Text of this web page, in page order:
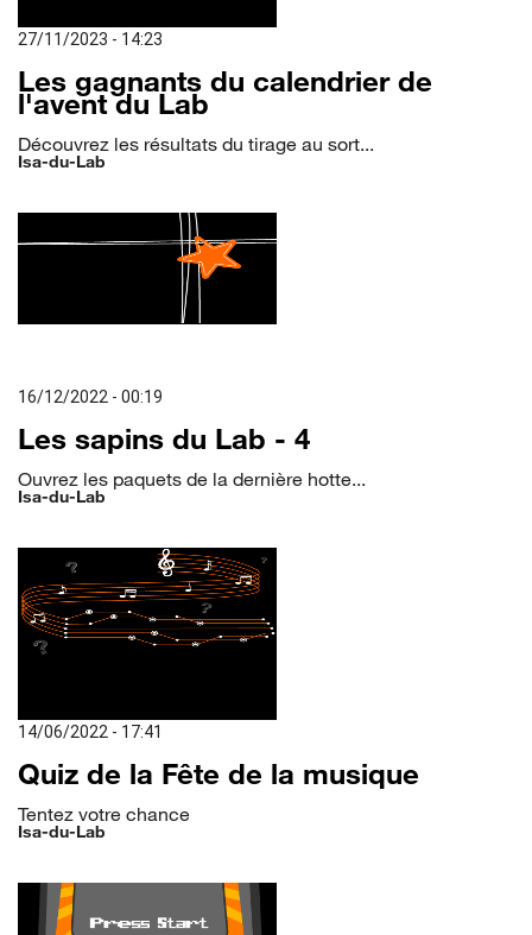
27/11/2023 - 14:23
Les gagnants du calendrier de
l'avent du Lab
Découvrez les résultats du tirage au sort...
Isa-du-Lab
16/12/2022 - 00:19
Les sapins du Lab - 4
Ouvrez les paquets de la dernière hotte...
Isa-du-Lab
14/06/2022 - 17:41
Quiz de la Fête de la musique
Tentez votre chance
Isa-du-Lab